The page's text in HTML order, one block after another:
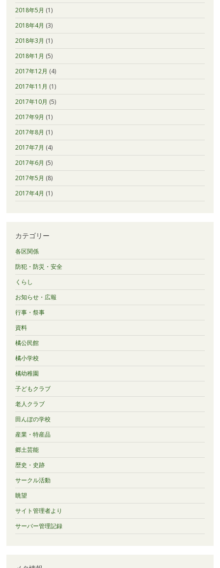
2018年5月 (1)
2018年4月 (3)
2018年3月 (1)
2018年1月 (5)
2017年12月 (4)
2017年11月 (1)
2017年10月 (5)
2017年9月 (1)
2017年8月 (1)
2017年7月 (4)
2017年6月 (5)
2017年5月 (8)
2017年4月 (1)
カテゴリー
各区関係
防犯・防災・安全
くらし
お知らせ・広報
行事・祭事
資料
橘公民館
橘小学校
橘幼稚園
子どもクラブ
老人クラブ
田んぼの学校
産業・特産品
郷土芸能
歴史・史跡
サークル活動
眺望
サイト管理者より
サーバー管理記録